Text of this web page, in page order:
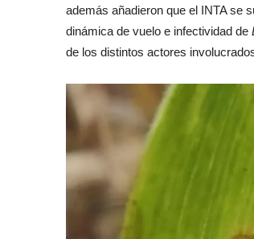
además añadieron que el INTA se
dinámica de vuelo e infectividad de
de los distintos actores